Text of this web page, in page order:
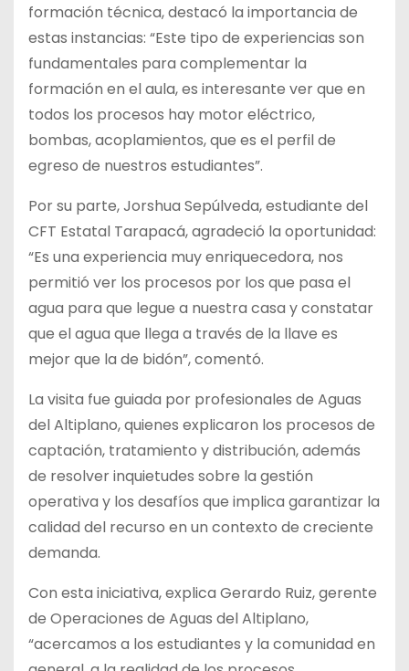
formación técnica, destacó la importancia de
estas instancias: “Este tipo de experiencias son
fundamentales para complementar la
formación en el aula, es interesante ver que en
todos los procesos hay motor eléctrico,
bombas, acoplamientos, que es el perfil de
egreso de nuestros estudiantes”.
Por su parte, Jorshua Sepúlveda, estudiante del
CFT Estatal Tarapacá, agradeció la oportunidad:
“Es una experiencia muy enriquecedora, nos
permitió ver los procesos por los que pasa el
agua para que legue a nuestra casa y constatar
que el agua que llega a través de la llave es
mejor que la de bidón”, comentó.
La visita fue guiada por profesionales de Aguas
del Altiplano, quienes explicaron los procesos de
captación, tratamiento y distribución, además
de resolver inquietudes sobre la gestión
operativa y los desafíos que implica garantizar la
calidad del recurso en un contexto de creciente
demanda.
Con esta iniciativa, explica Gerardo Ruiz, gerente
de Operaciones de Aguas del Altiplano,
“acercamos a los estudiantes y la comunidad en